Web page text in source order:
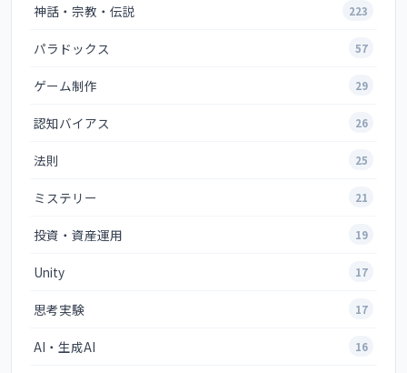
神話・宗教・伝説 223
パラドックス 57
ゲーム制作 29
認知バイアス 26
法則 25
ミステリー 21
投資・資産運用 19
Unity 17
思考実験 17
AI・生成AI 16